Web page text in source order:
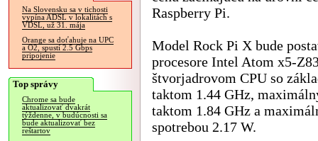
Na Slovensku sa v tichosti
vypína ADSL v lokalitách s
VDSL, už 31. mája
Orange sa doťahuje na UPC
a O2, spustí 2.5 Gbps
pripojenie
Top správy
Chrome sa bude
aktualizovať dvakrát
týždenne, v budúcnosti sa
bude aktualizovať bez
reštartov
Raspberry Pi.
Model Rock Pi X bude
procesore Intel Atom x5-
štvorjadrovom CPU so
taktom 1.44 GHz,
taktom 1.84 GHz a
spotrebou 2.17 W.